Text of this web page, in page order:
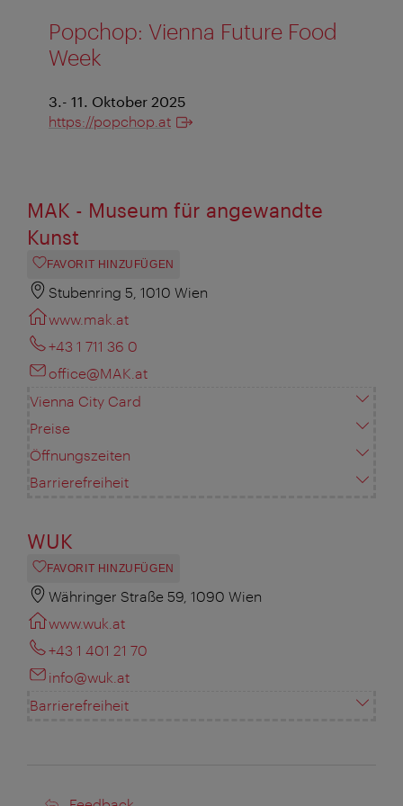
Popchop: Vienna Future Food
Week
3.- 11. Oktober 2025
https://popchop.at
MAK - Museum für angewandte
Kunst
FAVORIT HINZUFÜGEN
Stubenring 5, 1010 Wien
www.mak.at
+43 1 711 36 0
office@MAK.at
Vienna City Card
Preise
Öffnungszeiten
Barrierefreiheit
WUK
FAVORIT HINZUFÜGEN
Währinger Straße 59, 1090 Wien
www.wuk.at
+43 1 401 21 70
info@wuk.at
Barrierefreiheit